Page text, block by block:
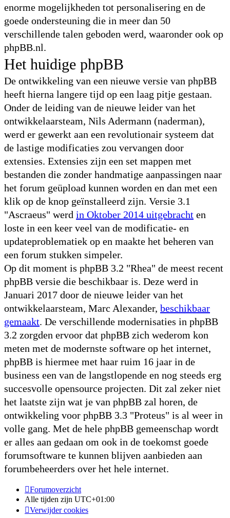
enorme mogelijkheden tot personalisering en de
goede ondersteuning die in meer dan 50
verschillende talen geboden werd, waaronder ook op
phpBB.nl.
Het huidige phpBB
De ontwikkeling van een nieuwe versie van phpBB
heeft hierna langere tijd op een laag pitje gestaan.
Onder de leiding van de nieuwe leider van het
ontwikkelaarsteam, Nils Adermann (naderman),
werd er gewerkt aan een revolutionair systeem dat
de lastige modificaties zou vervangen door
extensies. Extensies zijn een set mappen met
bestanden die zonder handmatige aanpassingen naar
het forum geüpload kunnen worden en dan met een
klik op de knop geïnstalleerd zijn. Versie 3.1
"Ascraeus" werd in Oktober 2014 uitgebracht en
loste in een keer veel van de modificatie- en
updateproblematiek op en maakte het beheren van
een forum stukken simpeler.
Op dit moment is phpBB 3.2 "Rhea" de meest recent
phpBB versie die beschikbaar is. Deze werd in
Januari 2017 door de nieuwe leider van het
ontwikkelaarsteam, Marc Alexander, beschikbaar
gemaakt. De verschillende modernisaties in phpBB
3.2 zorgden ervoor dat phpBB zich wederom kon
meten met de modernste software op het internet,
phpBB is hiermee met haar ruim 16 jaar in de
business een van de langstlopende en nog steeds erg
succesvolle opensource projecten. Dit zal zeker niet
het laatste zijn wat je van phpBB zal horen, de
ontwikkeling voor phpBB 3.3 "Proteus" is al weer in
volle gang. Met de hele phpBB gemeenschap wordt
er alles aan gedaan om ook in de toekomst goede
forumsoftware te kunnen blijven aanbieden aan
forumbeheerders over het hele internet.
Forumoverzicht
Alle tijden zijn UTC+01:00
Verwijder cookies